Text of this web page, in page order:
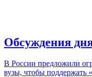
Обсуждения
В России предложили
вузы, чтобы поддержать